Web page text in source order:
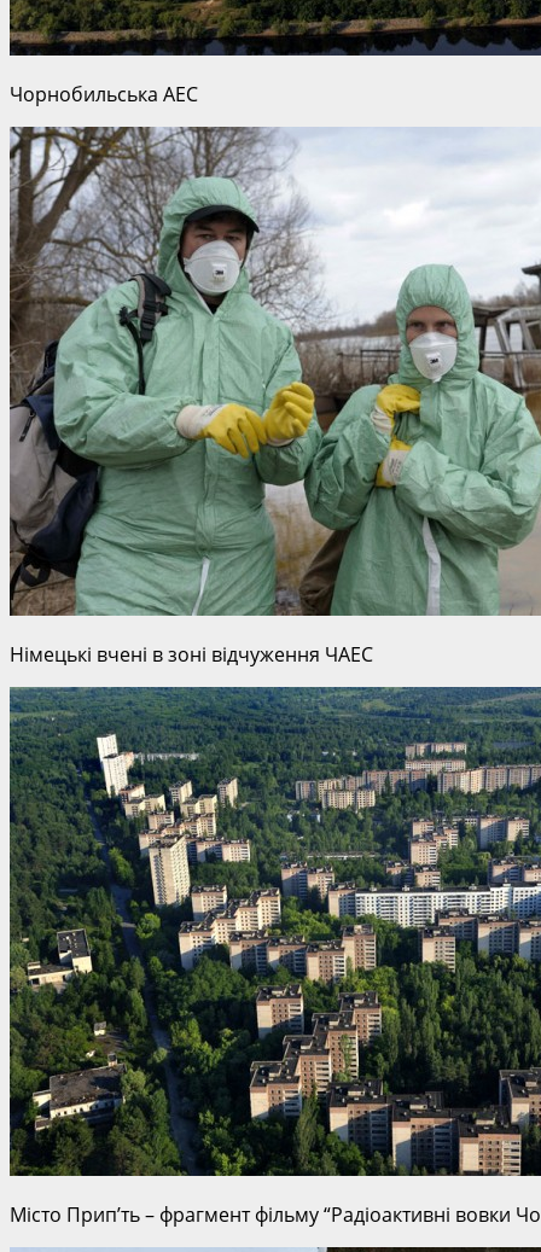
Чорнобильська АЕС
Німецькі вчені в зоні відчуження ЧАЕС
Місто Прип’ть – фрагмент фільму “Радіоактивні вовки